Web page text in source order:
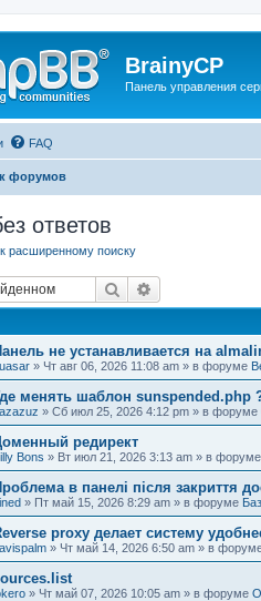
BrainyCP
Панель управления
FAQ
форумов
ответов
расширенному поиску
Поиск
не устанавливается на
» Чт авг 06, 2026 11:08 am » в форуме
менять шаблон sunspended.php
» Сб июл 25, 2026 4:12 pm » в форуме
редирект
Bons » Вт июл 21, 2026 3:13 am » в форуме
в панелі після закриття
» Пт май 15, 2026 8:29 am » в форуме
proxy делает систему
» Чт май 14, 2026 6:50 am » в
» Чт май 07, 2026 10:05 am » в форуме